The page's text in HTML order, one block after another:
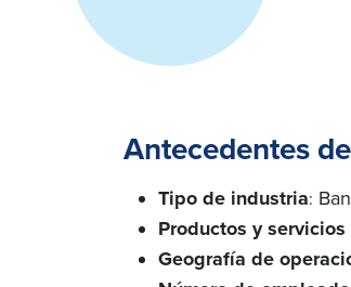
Antecedentes
Tipo de industria:
Productos y
Geografía de